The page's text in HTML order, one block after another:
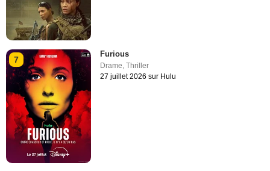
7
Furious
Drame,Thriller
27 juillet 2026 sur Hulu